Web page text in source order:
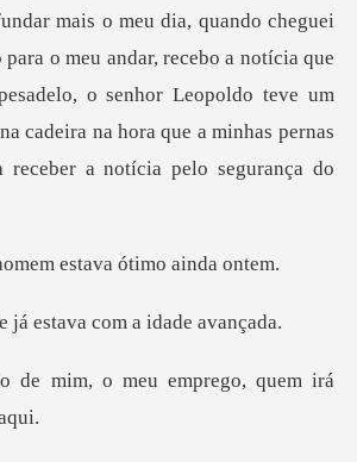
para o meu andar, recebo a notícia que
o senhor Leopoldo teve um
estava ó
já estava com
m, o meu emprego, quem i